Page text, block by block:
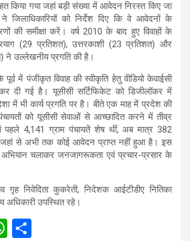
किया गया जहां बड़ी संख्या में आवेदन निरस्त किए जा
को निर्देश दिए कि वे आवेदनों के
की समीक्षा करें। वर्ष 2010 के बाद हुए विवाहों के
(29 प्रतिशत), उत्तरकाशी (23 प्रतिशत) और
ने उल्लेखनीय प्रगति की है।
पूर्व में पंजीकृत विवाह की स्वीकृति हेतु वीडियो केवाईसी
कर दी गई है। यूसीसी सर्टिफिकेट को डिजीलॉकर में
में भी कार्य प्रगति पर है। बीते एक माह में प्रदेश की
को यूसीसी सेवाओं से आच्छादित करने में तीव्र
पहले 4,141 ग्राम पंचायतें शेष थीं, अब मात्र 382
जहां से अभी तक कोई आवेदन प्राप्त नहीं हुआ है। इस
चलाकर जनजागरूकता एवं प्रचार-प्रसार के
निवेदिता कुकरेती, निदेशक आईटीडीए नितिका
उपस्थित रहे।
W